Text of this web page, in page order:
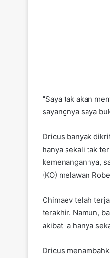
"Saya tak akan
sayangnya saya
Dricus banyak
hanya sekali tak
kemenangannya,
(KO) melawan
Chimaev telah
terakhir. Namun,
akibat Ia hanya
Dricus